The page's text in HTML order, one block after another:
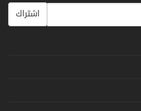
اشتراك